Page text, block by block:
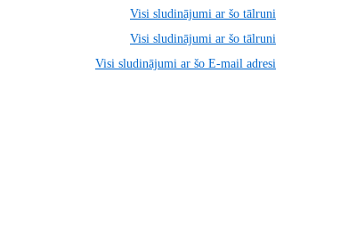
Visi sludinājumi ar šo tālruni
Visi sludinājumi ar šo tālruni
Visi sludinājumi ar šo E-mail adresi